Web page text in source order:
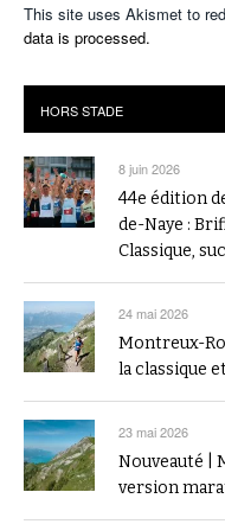
This site uses Akismet to
data is processed.
8 juin 2026
44e édition
de-Naye :
Classique,
24 mai 2026
Montreux-
la classique
23 mai 2026
Nouveauté |
version